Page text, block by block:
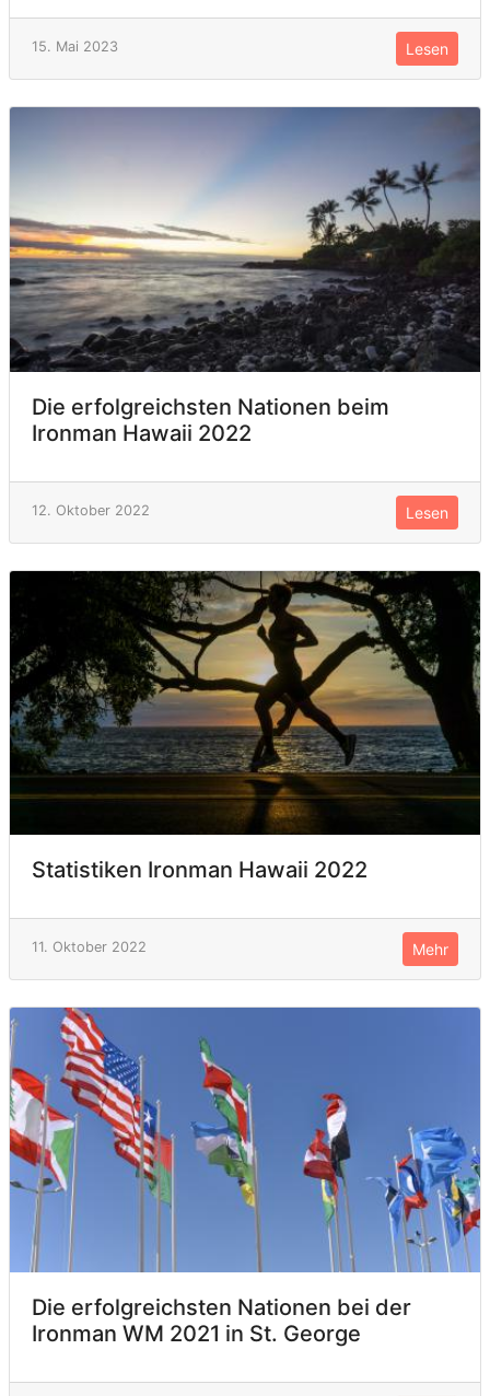
15. Mai 2023 Lesen
Die erfolgreichsten Nationen beim
Ironman Hawaii 2022
12. Oktober 2022 Lesen
Statistiken Ironman Hawaii 2022
11. Oktober 2022 Mehr
Die erfolgreichsten Nationen bei der
Ironman WM 2021 in St. George